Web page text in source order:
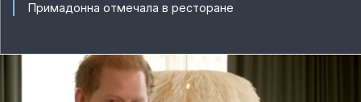
Примадонна отмечала в ресторане